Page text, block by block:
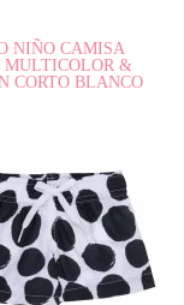
NIÑO CAMISA
MULTICOLOR &
CORTO BLANCO